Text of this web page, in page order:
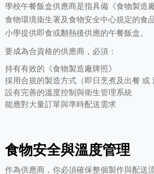
學校午餐飯盒供應商是指具備《食物製造
食物環境衞生署及食物安全中心規定的食
小學提供即食或翻熱後供應的午餐飯盒。
要成為合資格的供應商，必須：
持有有效的《食物製造廠牌照》
採用合規的製造方式（即日烹煮及出餐 或
設有完善的溫度控制與衛生管理系統
能應對大量訂單與準時配送需求
食物安全與溫度管理
作為供應商，你必須確保整個製作與配送